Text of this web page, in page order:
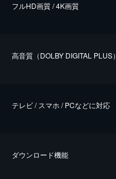
フルHD画質 / 4K画質
⾼⾳質（DOLBY DIGITAL PLUS）
テレビ / スマホ / PCなどに対応
ダウンロード機能